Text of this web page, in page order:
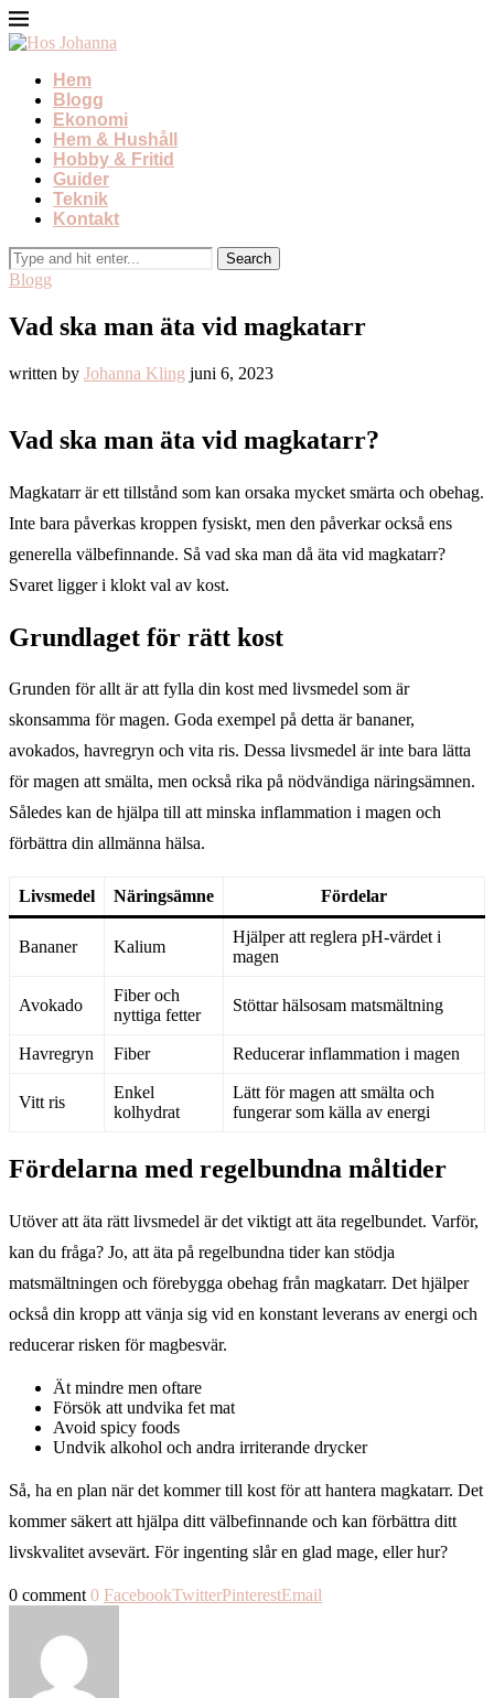
Hem
Blogg
Ekonomi
Hem & Hushåll
Hobby & Fritid
Guider
Teknik
Kontakt
Blogg
Vad ska man äta vid magkatarr
written by Johanna Kling juni 6, 2023
Vad ska man äta vid magkatarr?
Magkatarr är ett tillstånd som kan orsaka mycket smärta och obehag.
Inte bara påverkas kroppen fysiskt, men den påverkar också ens
generella välbefinnande. Så vad ska man då äta vid magkatarr?
Svaret ligger i klokt val av kost.
Grundlaget för rätt kost
Grunden för allt är att fylla din kost med livsmedel som är
skonsamma för magen. Goda exempel på detta är bananer,
avokados, havregryn och vita ris. Dessa livsmedel är inte bara lätta
för magen att smälta, men också rika på nödvändiga näringsämnen.
Således kan de hjälpa till att minska inflammation i magen och
förbättra din allmänna hälsa.
Livsmedel Näringsämne Fördelar
Bananer Kalium
Hjälper att reglera pH-värdet i
magen
Avokado
Fiber och
nyttiga fetter
Stöttar hälsosam matsmältning
Havregryn Fiber Reducerar inflammation i magen
Vitt ris
Enkel
kolhydrat
Lätt för magen att smälta och
fungerar som källa av energi
Fördelarna med regelbundna måltider
Utöver att äta rätt livsmedel är det viktigt att äta regelbundet. Varför,
kan du fråga? Jo, att äta på regelbundna tider kan stödja
matsmältningen och förebygga obehag från magkatarr. Det hjälper
också din kropp att vänja sig vid en konstant leverans av energi och
reducerar risken för magbesvär.
Ät mindre men oftare
Försök att undvika fet mat
Avoid spicy foods
Undvik alkohol och andra irriterande drycker
Så, ha en plan när det kommer till kost för att hantera magkatarr. Det
kommer säkert att hjälpa ditt välbefinnande och kan förbättra ditt
livskvalitet avsevärt. För ingenting slår en glad mage, eller hur?
0 comment 0 FacebookTwitterPinterestEmail